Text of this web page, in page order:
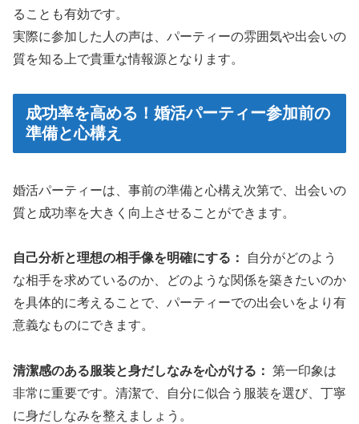
ることも有効です。
実際に参加した人の声は、パーティーの雰囲気や出会いの
質を知る上で貴重な情報源となります。
成功率を高める！婚活パーティー参加前の
準備と心構え
婚活パーティーは、事前の準備と心構え次第で、出会いの
質と成功率を大きく向上させることができます。
自己分析と理想の相手像を明確にする：
自分がどのよう
な相手を求めているのか、どのような関係を築きたいのか
を具体的に考えることで、パーティーでの出会いをより有
意義なものにできます。
清潔感のある服装と身だしなみを心がける： 第一印象は
非常に重要です。清潔で、自分に似合う服装を選び、丁寧
に身だしなみを整えましょう。